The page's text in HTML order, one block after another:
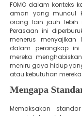
​FOMO dalam konteks
aman yang muncul
orang lain jauh lebih
Perasaan ini
menerus menyajikan
dalam perangkap
mereka
meniru gaya hidup
atau kebutuhan
​Mengapa
​Memaksakan